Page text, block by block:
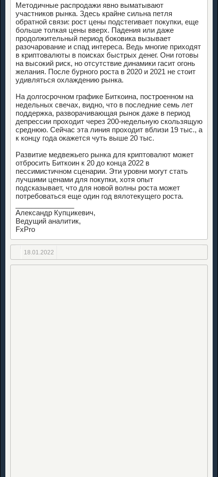
Методичные распродажи явно выматывают
участников рынка. Здесь крайне сильна петля
обратной связи: рост цены подстегивает покупки, еще
больше толкая цены вверх. Падения или даже
продолжительный период боковика вызывает
разочарование и спад интереса. Ведь многие приходят
в криптовалюты в поисках быстрых денег. Они готовы
на высокий риск, но отсутствие динамики гасит огонь
желания. После бурного роста в 2020 и 2021 не стоит
удивляться охлаждению рынка.
На долгосрочном графике Биткоина, построенном на
недельных свечах, видно, что в последние семь лет
поддержка, разворачивающая рынок даже в период
депрессии проходит через 200-недельную скользящую
среднюю. Сейчас эта линия проходит вблизи 19 тыс., а
к концу года окажется чуть выше 20 тыс.
Развитие медвежьего рынка для криптовалют может
отбросить Биткоин к 20 до конца 2022 в
пессимистичном сценарии. Эти уровни могут стать
лучшими ценами для покупки, хотя опыт
подсказывает, что для новой волны роста может
потребоваться еще один год вялотекущего роста.
Александр Купцикевич,
Ведущий аналитик,
FxPro
18.01.2022